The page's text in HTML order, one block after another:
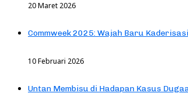
20 Maret 2026
Commweek 2025: Wajah Baru
10 Februari 2026
Untan Membisu di Hadapan Kasus